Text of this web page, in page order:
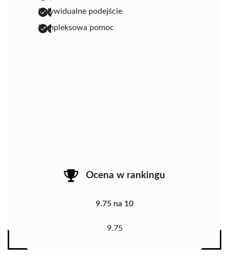
indywidualne podejście
kompleksowa pomoc
Ocena w rankingu
9.75 na 10
9.75